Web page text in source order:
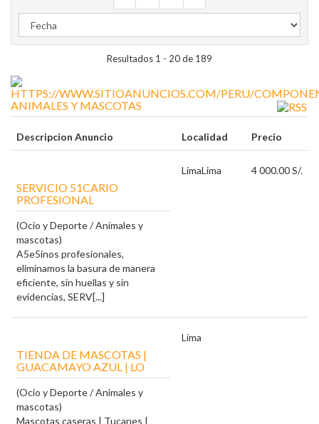
Resultados 1 - 20 de 189
ANIMALES Y MASCOTAS
Descripcion Anuncio Localidad Precio
SERVICIO 51CARIO
PROFESIONAL
(Ocio y Deporte / Animales y
mascotas)
A5e5inos profesionales,
eliminamos la basura de manera
eficiente, sin huellas y sin
evidencias, SERV[...]
LimaLima 4 000.00 S/.
TIENDA DE MASCOTAS |
GUACAMAYO AZUL | LO
(Ocio y Deporte / Animales y
mascotas)
Mascotas caseras | Tucanes |
Lima